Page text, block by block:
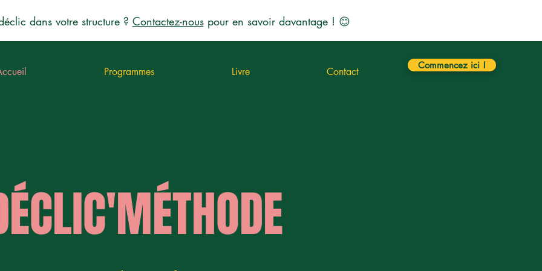
dans votre structure ? Contactez-nouspour en savoir davantage ! 😊
Programmes Livre Contact
Commencez ici !